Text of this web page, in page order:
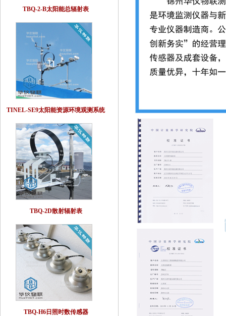
TBQ-2-B太阳能总辐射表
TINEL-SE9太阳能资源环境观测系统
TBQ-2D散射辐射表
TBQ-H6日照时数传感器